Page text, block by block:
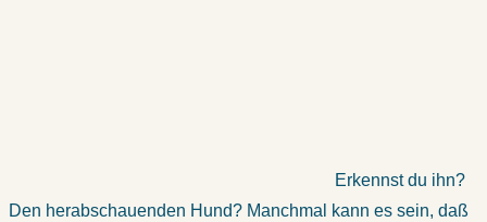
Erkennst du ihn?
Den herabschauenden Hund? Manchmal kann es sein, daß